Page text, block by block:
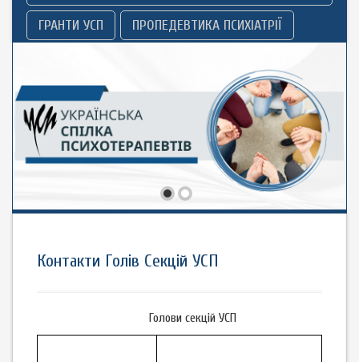
ГРАНТИ УСП ПРОПЕДЕВТИКА ПСИХІАТРІЇ
Контакти Голів Секцій УСП
Голови секцій УСП